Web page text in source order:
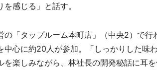
を感じる」と話す。
「タップルーム本町店」（中央2）で行
中心に約20人が参加。「しっかりした味
を楽しみながら、林社長の開発秘話に耳を